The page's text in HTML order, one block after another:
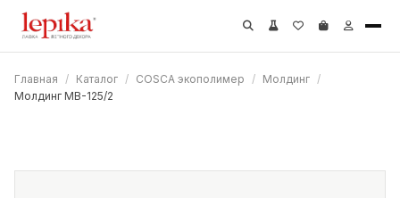
Главная / Каталог / COSCA экополимер / Молдинг /
Молдинг МВ-125/2